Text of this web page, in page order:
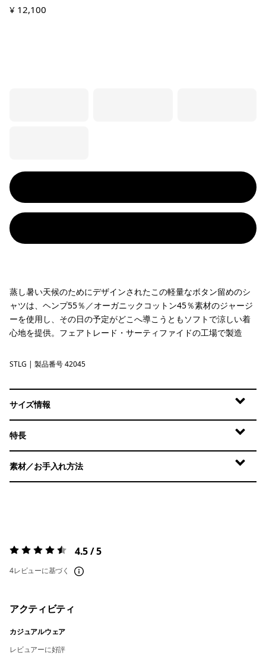
¥ 12,100
蒸し暑い天候のためにデザインされたこの軽量なボタン留めのシ
ャツは、ヘンプ55％／オーガニックコットン45％素材のジャージ
ーを使用し、その日の予定がどこへ導こうともソフトで涼しい着
心地を提供。フェアトレード・サーティファイドの工場で製造
Steps: Lichen Green
STLG | 製品番号 42045
サイズ情報
特長
素材／お手入れ方法
評価:4.5 / 5 4.5 / 5
4レビューに基づく
アクティビティ
カジュアルウェア
レビュアーに好評